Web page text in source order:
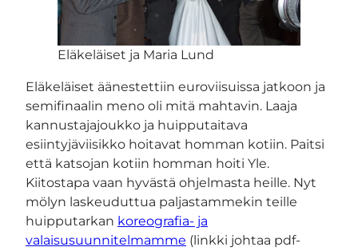
Eläkeläiset ja Maria Lund
Eläkeläiset äänestettiin euroviisuissa jatkoon ja
semifinaalin meno oli mitä mahtavin. Laaja
kannustajajoukko ja huipputaitava
esiintyjäviisikko hoitavat homman kotiin. Paitsi
että katsojan kotiin homman hoiti Yle.
Kiitostapa vaan hyvästä ohjelmasta heille. Nyt
mölyn laskeuduttua paljastammekin teille
huipputarkan koreografia- ja
valaisusuunnitelmamme (linkki johtaa pdf-